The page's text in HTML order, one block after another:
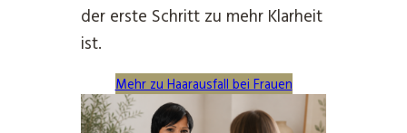
der erste Schritt zu mehr Klarheit
ist.
Mehr zu Haarausfall bei Frauen